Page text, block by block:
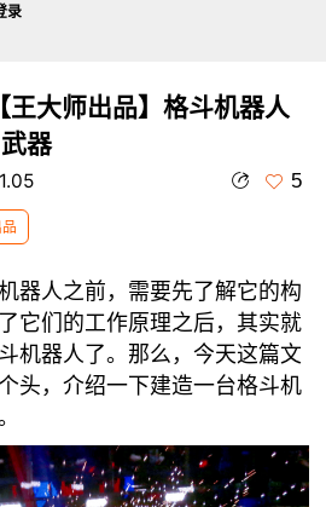
王大师出品】格斗机器人
器
5
器人之前，需要先了解它的构
它们的工作原理之后，其实就
机器人了。那么，今天这篇文
头，介绍一下建造一台格斗机
录